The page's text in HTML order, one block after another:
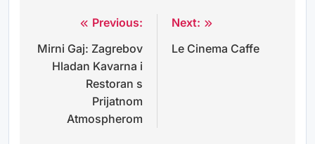
Navigacija
objava
Previous:
Mirni Gaj: Zagrebov
Hladan Kavarna i
Restoran s
Prijatnom
Atmospherom
Next:
Le Cinema Caffe